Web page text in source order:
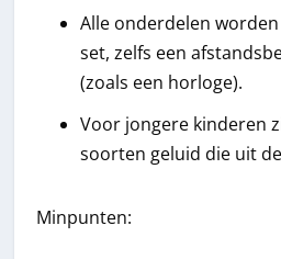
Alle onderdelen
set, zelfs een
(zoals een horloge).
Voor jongere kinderen
soorten geluid die uit
Minpunten: